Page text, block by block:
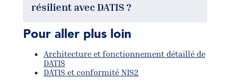
résilient avec DATIS ?
Pour aller plus loin
Architecture et fonctionnement détaillé de
DATIS
DATIS et conformité NIS2